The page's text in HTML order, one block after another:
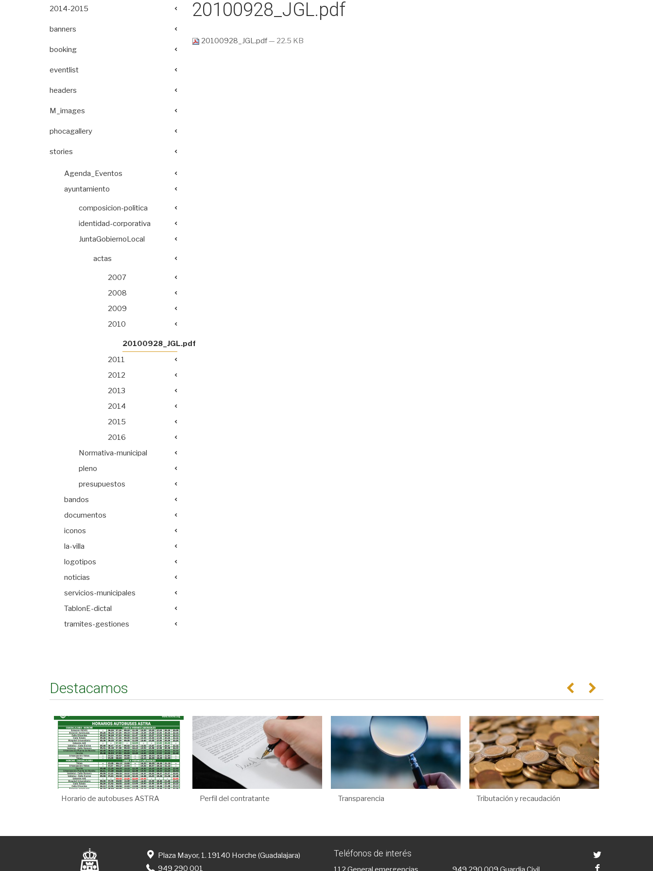
20100928_JGL.pdf
20100928_JGL.pdf— 22.5 KB
2014-2015
banners
booking
eventlist
headers
M_images
phocagallery
stories
Agenda_Eventos
ayuntamiento
composicion-politica
identidad-corporativa
JuntaGobiernoLocal
actas
2007
2008
2009
2010
20100928_JGL.pdf
2011
2012
2013
2014
2015
2016
Normativa-municipal
pleno
presupuestos
bandos
documentos
iconos
la-villa
logotipos
noticias
servicios-municipales
TablonE-dictal
tramites-gestiones
Destacamos Anterior
Horario de autobuses ASTRA Perfil del contratante Transparencia Tributación y recaudación
Plaza Mayor, 1. 19140 Horche (Guadalajara)
949 290 001
Teléfonos de interés